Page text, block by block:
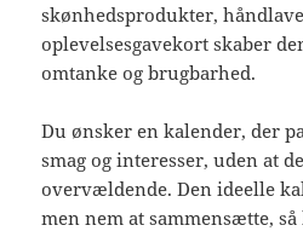
skønhedsprodukter,
oplevelsesgavekort skaber
omtanke og brugbarhed.
Du ønsker en kalender, der
smag og interesser, uden at
overvældende. Den ideelle
men nem at sammensætte,